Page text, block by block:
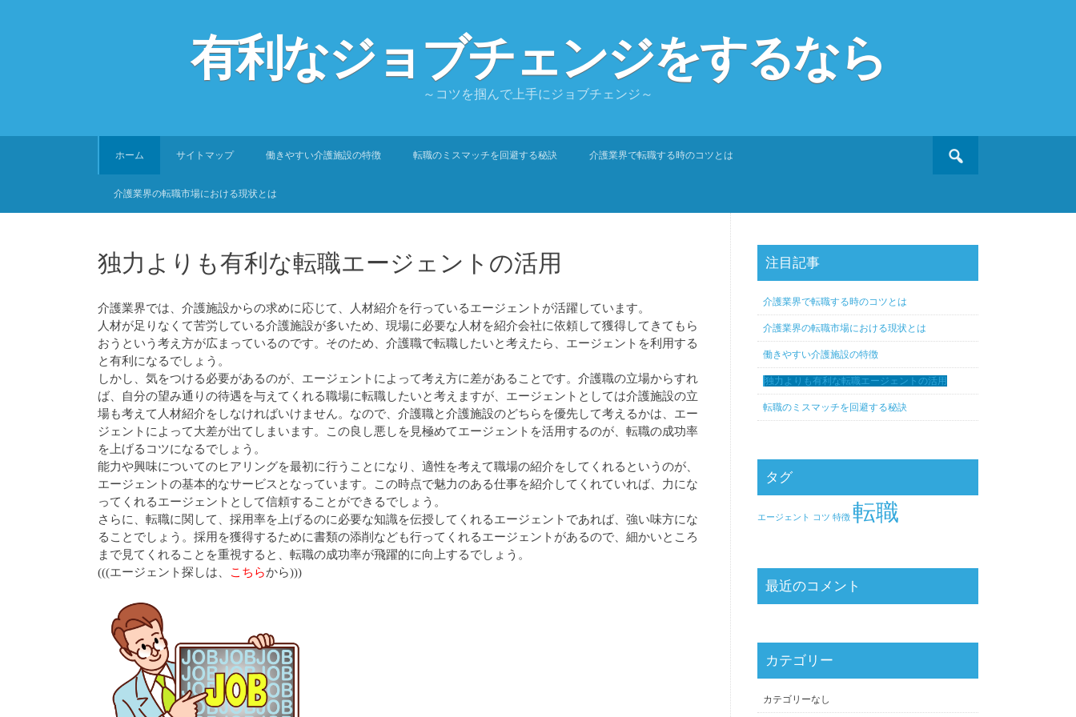
有利なジョブチェンジをするなら
～コツを掴んで上手にジョブチェンジ～
SKIP
ホーム サイトマップ 働きやすい介護施設の特徴 転職のミスマッチを回避する秘訣 介護業界で転職する時のコツとは
介護業界の転職市場における現状とは
独力よりも有利な転職エージェントの活用
介護業界では、介護施設からの求めに応じて、人材紹介を行っているエージェントが活躍しています。
人材が足りなくて苦労している介護施設が多いため、現場に必要な人材を紹介会社に依頼して獲得してきてもら
おうという考え方が広まっているのです。そのため、介護職で転職したいと考えたら、エージェントを利用する
と有利になるでしょう。
しかし、気をつける必要があるのが、エージェントによって考え方に差があることです。介護職の立場からすれ
ば、自分の望み通りの待遇を与えてくれる職場に転職したいと考えますが、エージェントとしては介護施設の立
場も考えて人材紹介をしなければいけません。なので、介護職と介護施設のどちらを優先して考えるかは、エー
ジェントによって大差が出てしまいます。この良し悪しを見極めてエージェントを活用するのが、転職の成功率
を上げるコツになるでしょう。
能力や興味についてのヒアリングを最初に行うことになり、適性を考えて職場の紹介をしてくれるというのが、
エージェントの基本的なサービスとなっています。この時点で魅力のある仕事を紹介してくれていれば、力にな
ってくれるエージェントとして信頼することができるでしょう。
さらに、転職に関して、採用率を上げるのに必要な知識を伝授してくれるエージェントであれば、強い味方にな
ることでしょう。採用を獲得するために書類の添削なども行ってくれるエージェントがあるので、細かいところ
まで見てくれることを重視すると、転職の成功率が飛躍的に向上するでしょう。
(((エージェント探しは、
こちらから)))
注目記事
介護業界で転職する時のコツとは
介護業界の転職市場における現状とは
働きやすい介護施設の特徴
独力よりも有利な転職エージェントの活用
転職のミスマッチを回避する秘訣
タグ
エージェント コツ 特徴 転職
最近のコメント
カテゴリー
カテゴリーなし